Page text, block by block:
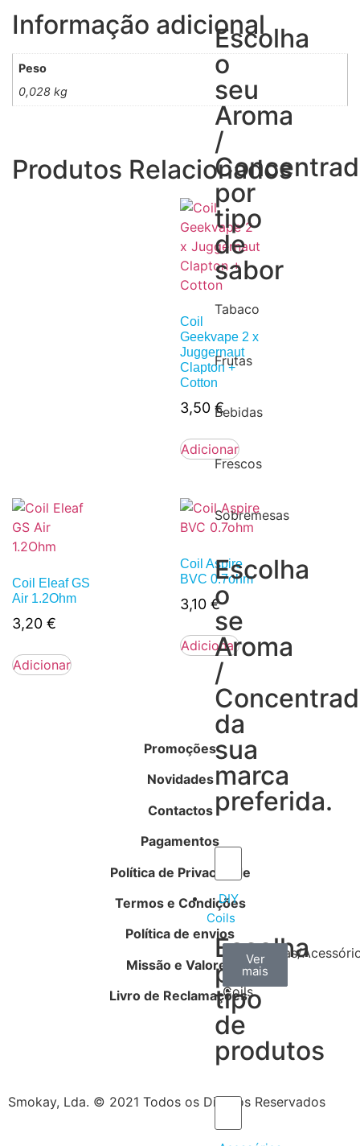
Escolha
o
seu
Aroma
/
por
tipo
de
sabor
Tabaco
Frutas
Bebidas
Frescos
Sobremesas
Escolha
o
se
Aroma
/
da
sua
marca
preferida.
DIY
Coils
Escolha
por
tipo
de
produtos
Arame
Coils
Ver
mais
Algodão
Ver
mais
Ferramentas/
Ver
mais
Informação adicional
Peso
0,028 kg
Produtos Relacionados
Coil
Geekvape 2 x
Juggernaut
Clapton +
Cotton
3,50 €
Adicionar
Coil Eleaf GS
Air 1.2Ohm
3,20 €
Adicionar
Coil Aspire
BVC 0.7ohm
3,10 €
Adicionar
Promoções
Novidades
Contactos
Pagamentos
Política de Privacidade
Termos e Condições
Política de envios
Missão e Valores
Livro de Reclamações
Smokay, Lda. © 2021 Todos os Direitos Reservados